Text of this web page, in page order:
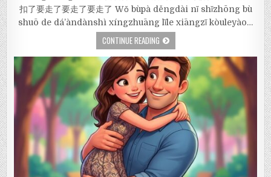
扣了要走了要走了要走了 Wǒ bùpà děngdài nǐ shǐzhōng bù
shuō de dá’àndànshì xíngzhuāng lǐle xiāngzǐ kòuleyào…
CONTINUE READING